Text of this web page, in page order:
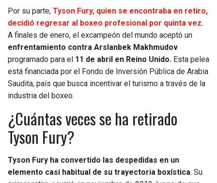
Por su parte, Tyson Fury, quien se encontraba en retiro,
decidió regresar al boxeo profesional por quinta vez.
A finales de enero, el excampeón del mundo aceptó un
enfrentamiento contra Arslanbek Makhmudov
programado para el 11 de abril en Reino Unido. Esta pelea
está financiada por el Fondo de Inversión Pública de Arabia
Saudita, país que busca incentivar el turismo a través de la
industria del boxeo.
¿Cuántas veces se ha retirado
Tyson Fury?
Tyson Fury ha convertido las despedidas en un
elemento casi habitual de su trayectoria boxística. Su